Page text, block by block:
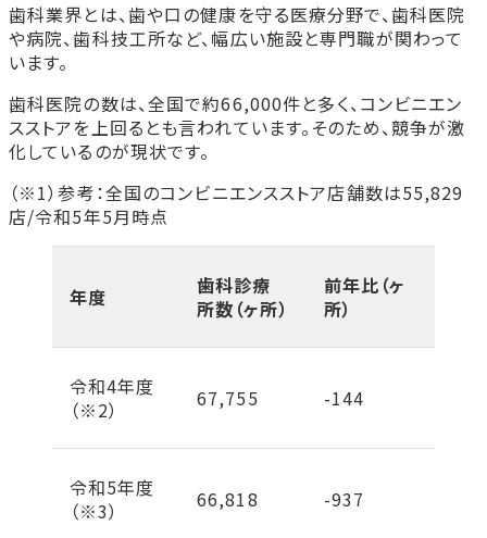
高齢化社会とともにニーズが拡大
予防・審美・矯正などの分野も成長中
歯科業界が抱える課題
人手不足と後継者問題
診療報酬の改定
歯科業界の主な仕事
歯科医師
歯科衛生士
歯科助手
医療事務・受付スタッフ
手に職がつき安定した働き方ができる
チーム医療の一員として働ける
働きながら資格取得を目指す人も
歯科業界で働きたいなら専門学校も検討しよう
歯科業界とは、歯や口の健康を守る医療分野で、歯科医院
や病院、歯科技工所など、幅広い施設と専門職が関わって
います。
歯科医院の数は、全国で約66,000件と多く、コンビニエン
スストアを上回るとも言われています。そのため、競争が激
化しているのが現状です。
（※1）参考：全国のコンビニエンスストア店舗数は55,829
店/令和5年5月時点
年度
歯科診療
所数（ヶ所）
前年比（ヶ
所）
令和4年度
（※2）
67,755 -144
令和5年度
（※3）
66,818 -937